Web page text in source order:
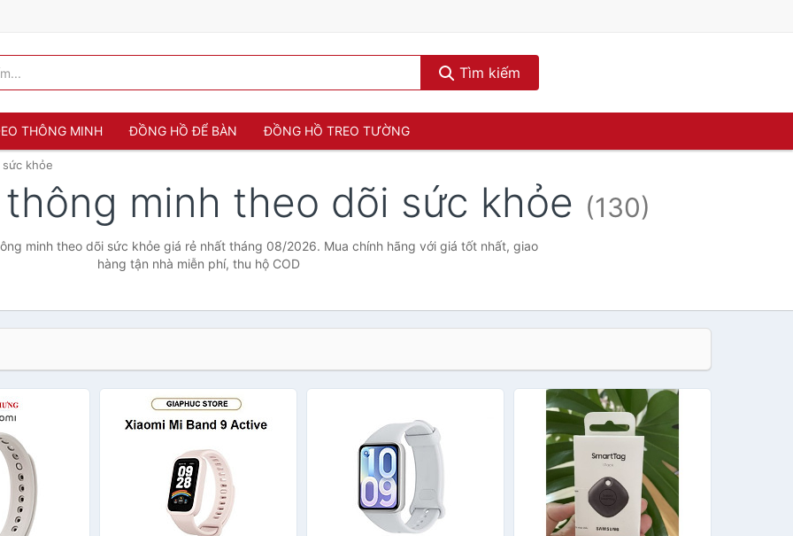
Tìm kiếm
THÔNG MINH ĐỒNG HỒ ĐỂ BÀN ĐỒNG HỒ TREO TƯỜNG
khỏe
minh theo dõi sức khỏe (130)
minh theo dõi sức khỏe giá rẻ nhất tháng 08/2026. Mua chính hãng với giá tốt nhất, giao
hàng tận nhà miễn phí, thu hộ COD